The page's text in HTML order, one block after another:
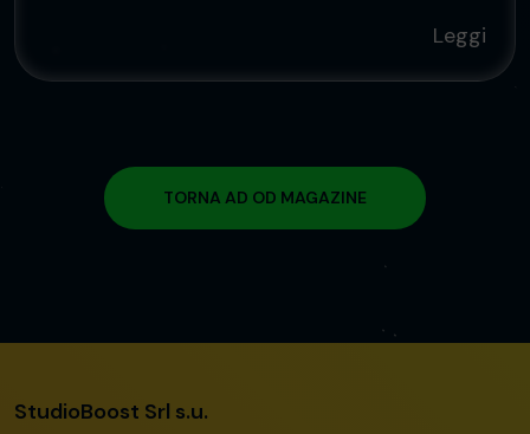
Leggi
TORNA AD OD MAGAZINE
StudioBoost Srl s.u.